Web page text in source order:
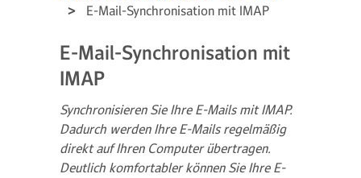
E-Mail-Synchronisation mit IMAP
E-Mail-Synchronisation mit
IMAP
Synchronisieren Sie Ihre E-Mails mit IMAP.
Dadurch werden Ihre E-Mails regelmäßig
direkt auf Ihren Computer übertragen.
Deutlich komfortabler können Sie Ihre E-